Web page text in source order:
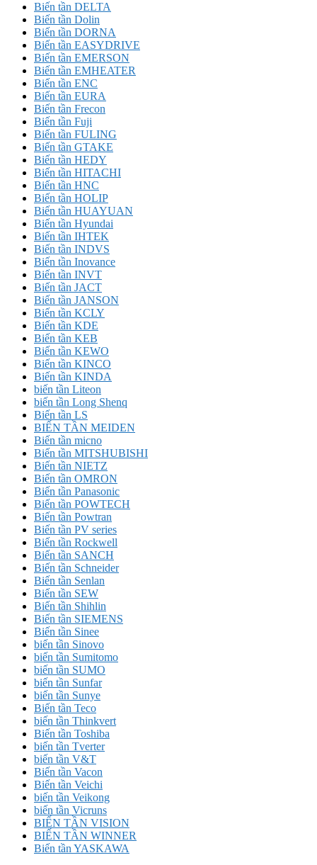
Biến tần DELTA
Biến tần Dolin
Biến tần DORNA
Biến tần EASYDRIVE
Biến tần EMERSON
Biến tần EMHEATER
Biến tần ENC
Biến tần EURA
Biến tần Frecon
Biến tần Fuji
Biến tần FULING
Biến tần GTAKE
Biến tần HEDY
Biến tần HITACHI
Biến tần HNC
Biến tần HOLIP
Biến tần HUAYUAN
Biến tần Hyundai
Biến tần IHTEK
Biến tần INDVS
Biến tần Inovance
Biến tần INVT
Biến tần JACT
Biến tần JANSON
Biến tần KCLY
Biến tần KDE
Biến tần KEB
Biến tần KEWO
Biến tần KINCO
Biến tần KINDA
biến tần Liteon
biến tần Long Shenq
Biến tần LS
BIẾN TẦN MEIDEN
Biến tần micno
Biến tần MITSHUBISHI
Biến tần NIETZ
Biến tần OMRON
Biến tần Panasonic
Biến tần POWTECH
Biến tần Powtran
Biến tần PV series
Biến tần Rockwell
Biến tần SANCH
Biến tần Schneider
Biến tần Senlan
Biến tần SEW
Biến tần Shihlin
Biến tần SIEMENS
Biến tần Sinee
biến tần Sinovo
biến tần Sumitomo
biến tần SUMO
biến tần Sunfar
biến tần Sunye
Biến tần Teco
biến tần Thinkvert
Biến tần Toshiba
biến tần Tverter
biến tần V&T
Biến tần Vacon
Biến tần Veichi
biến tần Veikong
biến tần Vicruns
BIẾN TẦN VISION
BIẾN TẦN WINNER
Biến tần YASKAWA